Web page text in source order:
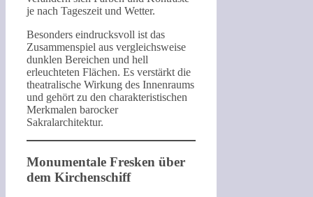
je nach Tageszeit und Wetter.
Besonders eindrucksvoll ist das
Zusammenspiel aus vergleichsweise
dunklen Bereichen und hell
erleuchteten Flächen. Es verstärkt die
theatralische Wirkung des Innenraums
und gehört zu den charakteristischen
Merkmalen barocker
Sakralarchitektur.
Monumentale Fresken über
dem Kirchenschiff